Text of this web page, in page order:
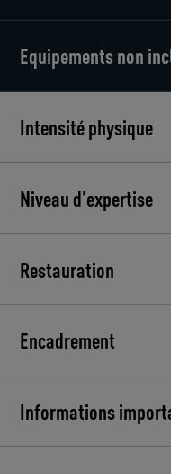
Equipements non
Intensité physique
Niveau d’expertise
Restauration
Encadrement
Informations